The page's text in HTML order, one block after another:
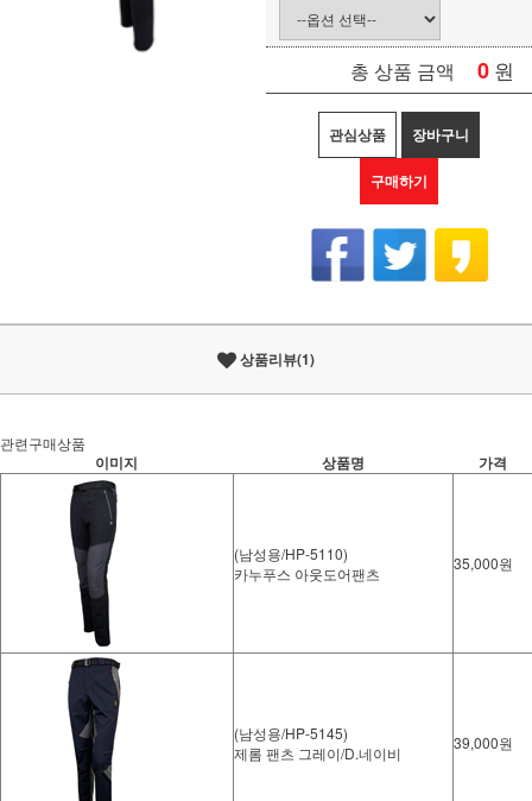
총 상품 금액 0 원
관심상품 장바구니
구매하기
상품리뷰(1)
관련구매상품
이미지 상품명 가격
(남성용/HP-5110)
카누푸스 아웃도어팬츠
35,000원
(남성용/HP-5145)
제롬 팬츠 그레이/D.네이비
39,000원